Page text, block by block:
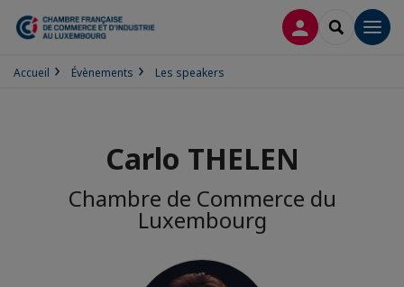
CONNEXION
Accueil Évènements Les speakers
Carlo THELEN
Chambre de Commerce du
Luxembourg